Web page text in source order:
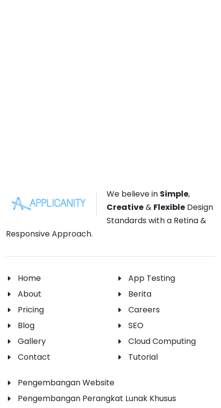
We believe in Simple,
Creative& Flexible Design
Standards with a Retina &
Responsive Approach.
Home
About
Pricing
Blog
Gallery
Contact
App Testing
Berita
Careers
SEO
Cloud Computing
Tutorial
Pengembangan Website
Pengembangan Perangkat Lunak Khusus